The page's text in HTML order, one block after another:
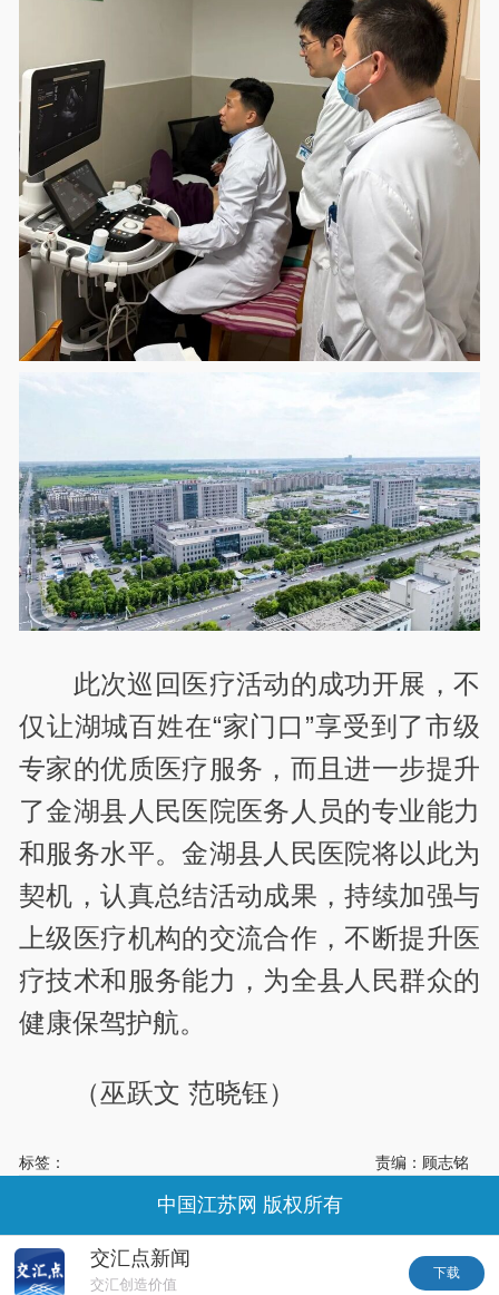
此次巡回医疗活动的成功开展，不
仅让湖城百姓在“家门口”享受到了市级
专家的优质医疗服务，而且进一步提升
了金湖县人民医院医务人员的专业能力
和服务水平。金湖县人民医院将以此为
契机，认真总结活动成果，持续加强与
上级医疗机构的交流合作，不断提升医
疗技术和服务能力，为全县人民群众的
健康保驾护航。
（巫跃文 范晓钰）
标签： 责编：顾志铭
交汇点新闻
交汇创造价值
下载
中国江苏网 版权所有